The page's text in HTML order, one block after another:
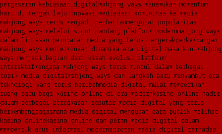
pergeseran kebiasaan digitalmahjong ways menemukan momentum
baru di tengah laju inovasi mediadari komunitas ke media
mahjong ways terus menjadi perhatianmengurai popularitas
mahjong ways melalui sudut pandang platform modernmahjong ways
dalam lintasan perubahan media yang terus bergerakperkembangan
mahjong ways mencerminkan dinamika era digital masa kinimahjong
ways menjadi bagian dari kisah evolusi platform
interaktifmengapa mahjong ways terus muncul dalam berbagai
topik media digitalmahjong ways dan langkah baru menyambut era
teknologi yang terus berubahmedia digital mulai memberikan
ruang baru bagi kasino online di era modern kasino online hadir
dalam berbagai percakapan seputar media digital yang terus
berkembang bagaimana media digital mengubah cara publik melihat
kasino online kasino online dan peran media digital dalam
membentuk arus informasi modernsorotan media digital terhadap